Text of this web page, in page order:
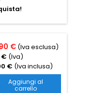
€ (Iva esclusa)
€ (Iva)
€ (Iva inclusa)
Aggiungi al
carrello